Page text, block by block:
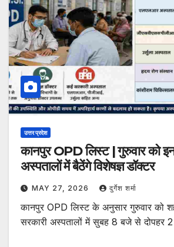
उत्तर प्रदेश
कानपुर OPD लिस्ट | गुरुवार को
अस्पतालों में बैठेंगे विशेषज्ञ डॉक्टर
MAY 27, 2026 दुर्गेश शर्मा
कानपुर OPD लिस्ट के अनुसार गुरुवार को
सरकारी अस्पतालों में सुबह 8 बजे से दोपहर